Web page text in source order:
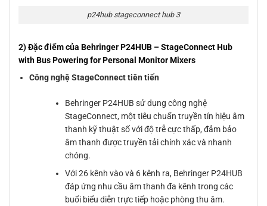
p24hub stageconnect hub 3
2) Đặc điểm của Behringer P24HUB – StageConnect Hub
with Bus Powering for Personal Monitor Mixers
Công nghệ StageConnect tiên tiến
Behringer P24HUB sử dụng công nghệ
StageConnect, một tiêu chuẩn truyền tín hiệu âm
thanh kỹ thuật số với độ trễ cực thấp, đảm bảo
âm thanh được truyền tải chính xác và nhanh
chóng.
Với 26 kênh vào và 6 kênh ra, Behringer P24HUB
đáp ứng nhu cầu âm thanh đa kênh trong các
buổi biểu diễn trực tiếp hoặc phòng thu âm.